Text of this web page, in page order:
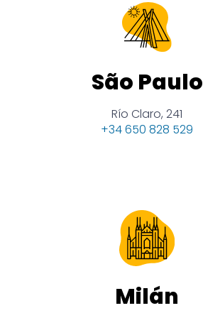
São Paulo
Río Claro, 241
+34 650 828 529
Milán